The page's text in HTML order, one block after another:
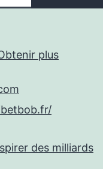
plus
des milliards